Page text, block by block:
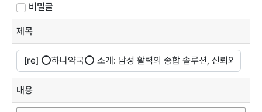
비밀글
제목
내용